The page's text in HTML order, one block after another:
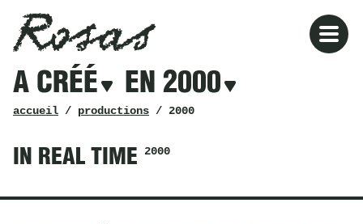
Rosas
a
créé
en
2000
Filtres
A CRÉÉ EN 2000
fil
accueil/ productions/ 2000
IN REAL TIME 2000